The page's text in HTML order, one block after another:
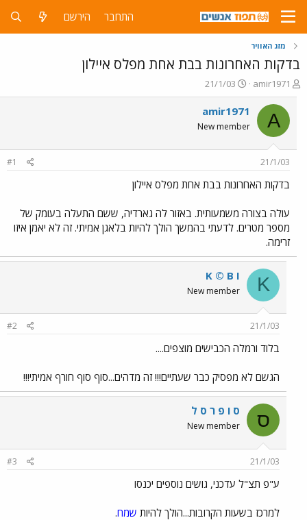
התחבר הירשם
מזג האוויר
בדקות האחרונות בבת אחת מפלס איילון
פ
ו
ת
ח
ה
ש
א
amir1971
פ
ו
ר
ם
ר
21/1/03
A
amir1971
New member
21/1/03
#1
בדקות האחרונות בבת אחת מפלס איילון
עולה בצורה משמעותית. באזור לה גארדיה, ששם התעלה בעומק של
מספר מטרים. לדעתי בהמשך הולך להיות בלאגן אמיתי. זה לא יאמן איזו
זרימה.
K
K © B I
New member
21/1/03
#2
בלוד ורמלה הכבישים מוצפים....
הגשם לא מפסיק כבר שעתיים!!! זה מדהים...סוף סוף חורף אמיתי!!!
ס ס ו פ ר ס ל
New member
21/1/03
#3
ע"פ תצ"ל עדכני, גושים נוספים יכנסו
למרכז בשעות הקרובות...הולך להיות שמח.